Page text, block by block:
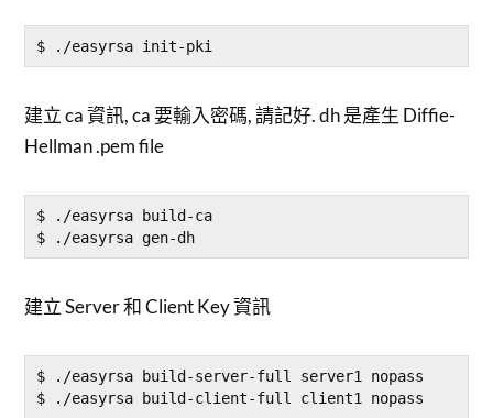
建立 ca 資訊, ca 要輸入密碼, 請記好. dh 是產生 Diffie-
Hellman .pem file
$ ./easyrsa build-ca
建立 Server 和 Client Key 資訊
$ ./easyrsa build-server-full server1 nopass